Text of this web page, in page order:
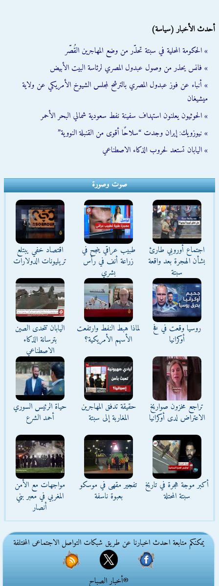
أحدث الأخبار (سياسة)
» الحكومة المحلية في سبتة تحذّر من وضع المهاجرين القُصّر
» فانس يحذر من وصول عبدول المصري لرئاسة البيت الأبيض
» أنباء عن فوز عبدول المصري بالترشح لمجلس الشيوخ الأمريكي عن ولاية
ميشيغان
» الحوثيون يعلنون استهداف سفينة نفط سعودية شمالي البحر الأحمر
» نيوزويك: إيران وجدت “سلاحًا أقوى من القنبلة النووية”
» اليابان تستعد لحروب الذكاء الاصطناعي
صوت وصورة
اجتماع أوروبي طارئ
بشأن الهجرة بعد واقعة
سبتة
طبيب عراقي ينجح في
زراعة أنف في رأس
بشري
اقتصاد خفي يبتلع
تريليونات الدولارات
روسيا وقعت في فخ
أوكرانيا
لماذا هبط النفط وارتفعت
الأسهم الأمريكية؟
اليابان تتحدى الصين
بترسانة الذكاء
الاصطناعي
تراجع مخزون صواريخ
الاعتراض لدى أوكرانيا
حقيقة تدفق المهاجرين
المغاربة إلى سبتة
حياة الرئيس السوري
أحمد الشرع
أكبر موجة هجرة في تاريخ
سبتة المحتلة
تفجير مقهى في موسكو
بعبوة ناسفة
مواجهات مع الأمن
المغربي في معبر بني
أنصار
يمكنكم متابعة احدث اخبارنا عن طريق شبكات التواصل الاجتماعى المختلفة
®أخبار الصباح